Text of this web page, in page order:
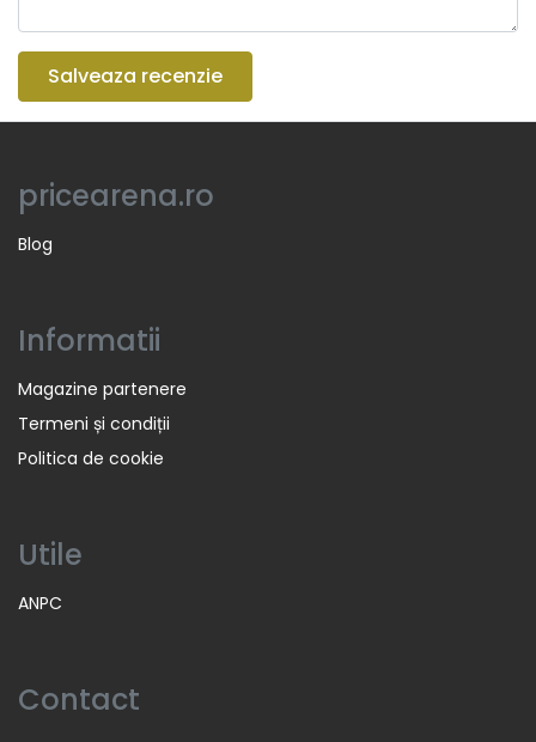
Salveaza recenzie
pricearena.ro
Blog
Informatii
Magazine partenere
Termeni și condiții
Politica de cookie
Utile
ANPC
Contact